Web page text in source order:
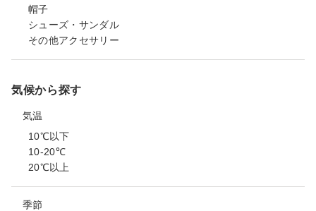
帽子
シューズ・サンダル
その他アクセサリー
気候から探す
気温
10℃以下
10-20℃
20℃以上
季節